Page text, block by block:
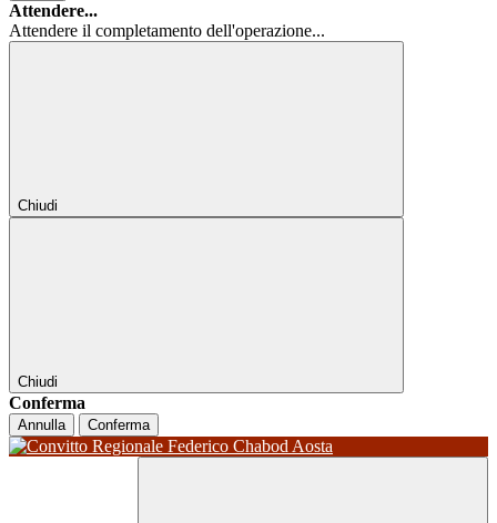
Attendere...
Attendere il completamento dell'operazione...
Chiudi
Chiudi
Conferma
Annulla Conferma